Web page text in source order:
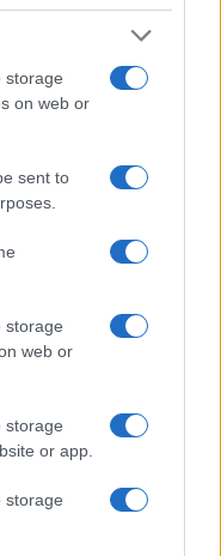
storage
on web or
sent to
storage
web or
storage
or app.
storage
egyre
változásaival
anyagokat” –
őskoribarlang-
lépéseket
a 2500
víz alatt
elkészítése
volt, de
a